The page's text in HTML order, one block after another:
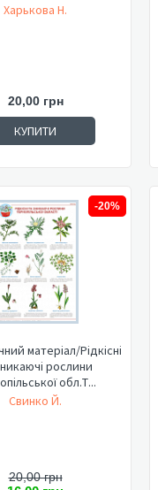
Харькова Н.
20,00 грн
КУПИТИ
-20%
матеріал/Рідкісні
рослини
обл.Т...
Свинко Й.
20,00 грн